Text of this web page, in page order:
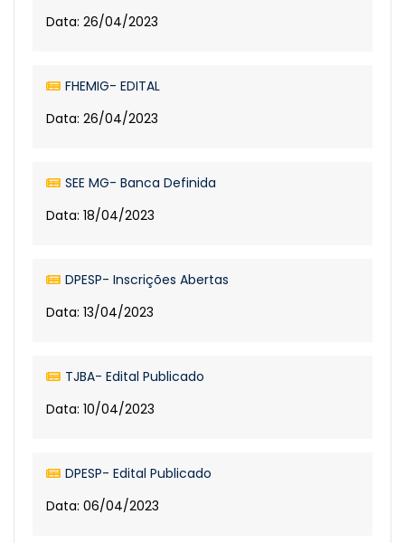
Data: 26/04/2023
FHEMIG- EDITAL
Data: 26/04/2023
SEE MG- Banca Definida
Data: 18/04/2023
DPESP- Inscrições Abertas
Data: 13/04/2023
TJBA- Edital Publicado
Data: 10/04/2023
DPESP- Edital Publicado
Data: 06/04/2023